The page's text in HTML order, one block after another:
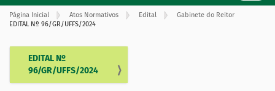
v
Página Inicial Atos Normativos Edital
Gabinete do Reitor
EDITAL Nº 96/GR/UFFS/2024
EDITAL Nº
96/GR/UFFS/2024